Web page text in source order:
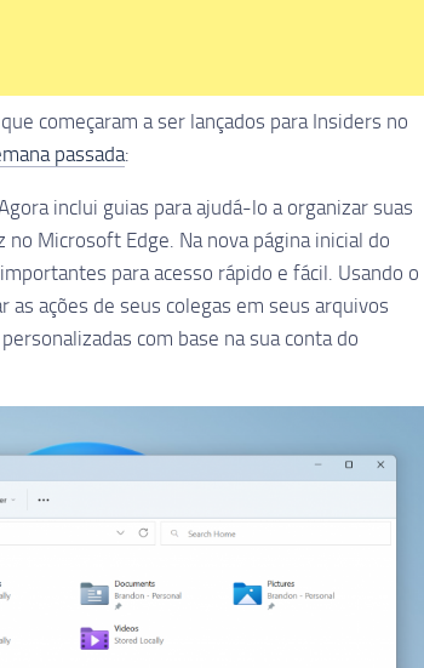
começaram a ser lançados para Insiders no
passada:
inclui guias para ajudá-lo a organizar suas
Microsoft Edge. Na nova página inicial do
para acesso rápido e fácil. Usando o
ações de seus colegas em seus arquivos
com base na sua conta do